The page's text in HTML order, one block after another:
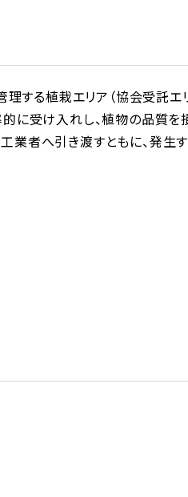
する植栽エリア（協会受託エ
に受け入れし、植物の品質を
業者へ引き渡すともに、発生